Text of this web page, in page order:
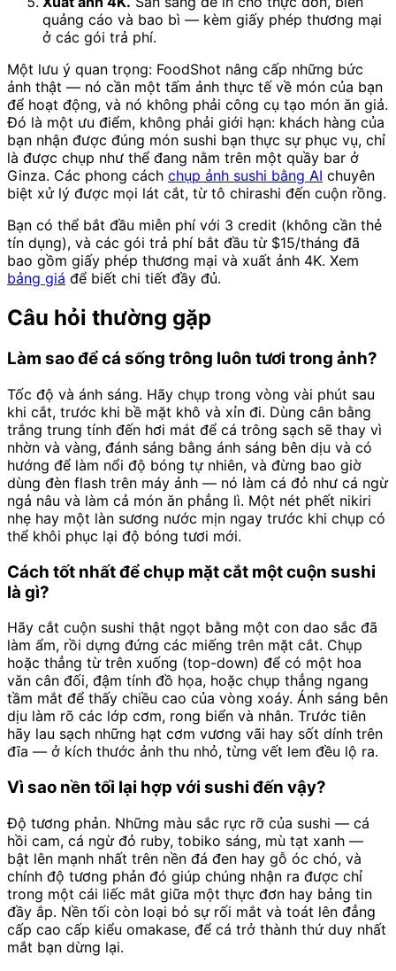
quảng cáo và bao bì — kèm giấy phép thương mại
ở các gói trả phí.
Một lưu ý quan trọng: FoodShot nâng cấp những bức
ảnh thật — nó cần một tấm ảnh thực tế về món của bạn
để hoạt động, và nó không phải công cụ tạo món ăn giả.
Đó là một ưu điểm, không phải giới hạn: khách hàng của
bạn nhận được đúng món sushi bạn thực sự phục vụ, chỉ
là được chụp như thể đang nằm trên một quầy bar ở
Ginza. Các phong cách chụp ảnh sushi bằng AI chuyên
biệt xử lý được mọi lát cắt, từ tô chirashi đến cuộn rồng.
Bạn có thể bắt đầu miễn phí với 3 credit (không cần thẻ
tín dụng), và các gói trả phí bắt đầu từ $15/tháng đã
bao gồm giấy phép thương mại và xuất ảnh 4K. Xem
bảng giá để biết chi tiết đầy đủ.
Câu hỏi thường gặp
Làm sao để cá sống trông luôn tươi trong ảnh?
Tốc độ và ánh sáng. Hãy chụp trong vòng vài phút sau
khi cắt, trước khi bề mặt khô và xỉn đi. Dùng cân bằng
trắng trung tính đến hơi mát để cá trông sạch sẽ thay vì
nhờn và vàng, đánh sáng bằng ánh sáng bên dịu và có
hướng để làm nổi độ bóng tự nhiên, và đừng bao giờ
dùng đèn flash trên máy ảnh — nó làm cá đỏ như cá ngừ
ngả nâu và làm cả món ăn phẳng lì. Một nét phết nikiri
nhẹ hay một làn sương nước mịn ngay trước khi chụp có
thể khôi phục lại độ bóng tươi mới.
Cách tốt nhất để chụp mặt cắt một cuộn sushi
là gì?
Hãy cắt cuộn sushi thật ngọt bằng một con dao sắc đã
làm ẩm, rồi dựng đứng các miếng trên mặt cắt. Chụp
hoặc thẳng từ trên xuống (top-down) để có một hoa
văn cân đối, đậm tính đồ họa, hoặc chụp thẳng ngang
tầm mắt để thấy chiều cao của vòng xoáy. Ánh sáng bên
dịu làm rõ các lớp cơm, rong biển và nhân. Trước tiên
hãy lau sạch những hạt cơm vương vãi hay sốt dính trên
đĩa — ở kích thước ảnh thu nhỏ, từng vết lem đều lộ ra.
Vì sao nền tối lại hợp với sushi đến vậy?
Độ tương phản. Những màu sắc rực rỡ của sushi — cá
hồi cam, cá ngừ đỏ ruby, tobiko sáng, mù tạt xanh —
bật lên mạnh nhất trên nền đá đen hay gỗ óc chó, và
chính độ tương phản đó giúp chúng nhận ra được chỉ
trong một cái liếc mắt giữa một thực đơn hay bảng tin
đầy ắp. Nền tối còn loại bỏ sự rối mắt và toát lên đẳng
cấp cao cấp kiểu omakase, để cá trở thành thứ duy nhất
mắt bạn dừng lại.